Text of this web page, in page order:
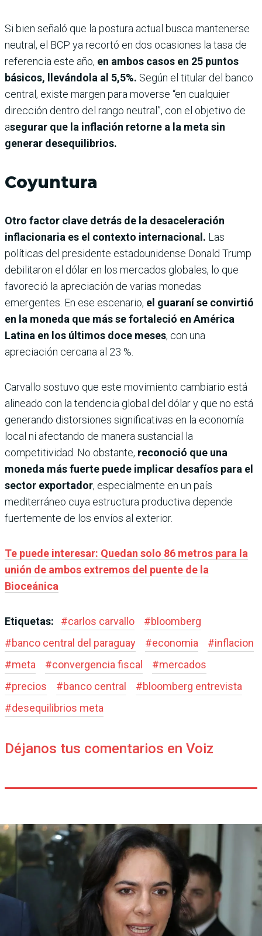
Si bien señaló que la postura actual busca mantenerse
neutral, el BCP ya recortó en dos ocasiones la tasa de
referencia este año, en ambos casos en 25 puntos
básicos, llevándola al 5,5%. Según el titular del banco
central, existe margen para moverse “en cualquier
dirección dentro del rango neutral”, con el objetivo de
asegurar que la inflación retorne a la meta sin
generar desequilibrios.
Coyuntura
Otro factor clave detrás de la desaceleración
inflacionaria es el contexto internacional. Las
políticas del presidente estadounidense Donald Trump
debilitaron el dólar en los mercados globales, lo que
favoreció la apreciación de varias monedas
emergentes. En ese escenario, el guaraní se convirtió
en la moneda que más se fortaleció en América
Latina en los últimos doce meses, con una
apreciación cercana al 23 %.
Carvallo sostuvo que este movimiento cambiario está
alineado con la tendencia global del dólar y que no está
generando distorsiones significativas en la economía
local ni afectando de manera sustancial la
competitividad. No obstante, reconoció que una
moneda más fuerte puede implicar desafíos para el
sector exportador, especialmente en un país
mediterráneo cuya estructura productiva depende
fuertemente de los envíos al exterior.
Te puede interesar: Quedan solo 86 metros para la
unión de ambos extremos del puente de la
Bioceánica
Etiquetas: #carlos carvallo #bloomberg
#banco central del paraguay #economia #inflacion
#meta #convergencia fiscal #mercados
#precios #banco central #bloomberg entrevista
#desequilibrios meta
Déjanos tus comentarios en Voiz